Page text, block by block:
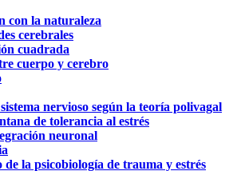
con la naturaleza
cerebrales
cuadrada
cuerpo y cerebro
nervioso según la teoría polivagal
de tolerancia al estrés
neuronal
la psicobiología de trauma y estrés